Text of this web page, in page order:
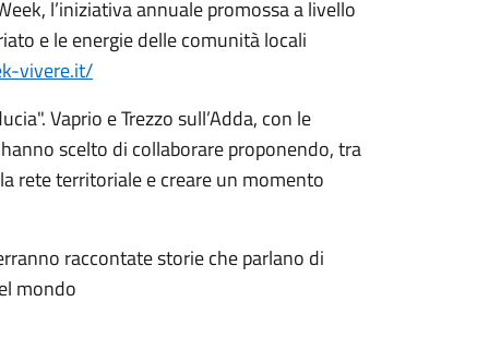
l’iniziativa annuale promossa a livello
e le energie delle comunità locali
vivere.it/
Vaprio e Trezzo sull’Adda, con le
scelto di collaborare proponendo, tra
rete territoriale e creare un momento
raccontate storie che parlano di
mondo